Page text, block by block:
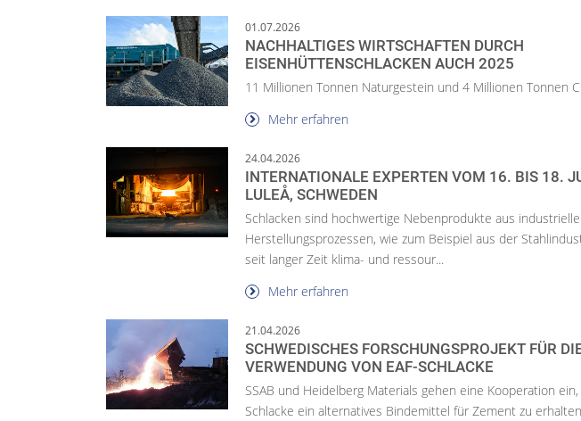
01.07.2026
NACHHALTIGES WIRTSCHAFTEN DURCH
EISENHÜTTENSCHLACKEN AUCH 2025
11 Millionen Tonnen Naturgestein und 4 Millionen Tonnen
Mehr erfahren
24.04.2026
INTERNATIONALE EXPERTEN VOM 16. BIS 18.
LULEÅ, SCHWEDEN
Schlacken sind hochwertige Nebenprodukte aus
Herstellungsprozessen, wie zum Beispiel aus der
seit langer Zeit klima- und ressour...
Mehr erfahren
21.04.2026
SCHWEDISCHES FORSCHUNGSPROJEKT FÜR
VERWENDUNG VON EAF-SCHLACKE
SSAB und Heidelberg Materials gehen eine Kooperation ein,
Schlacke ein alternatives Bindemittel für Zement zu